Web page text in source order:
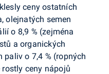
ceny ostatních
olejnatých semen
o 8,9 % (zejména
a organických
o 7,4 % (ropných
ceny nápojů